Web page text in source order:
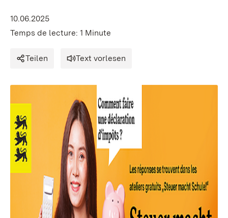
10.06.2025
Temps de lecture: 1 Minute
Teilen Text vorlesen